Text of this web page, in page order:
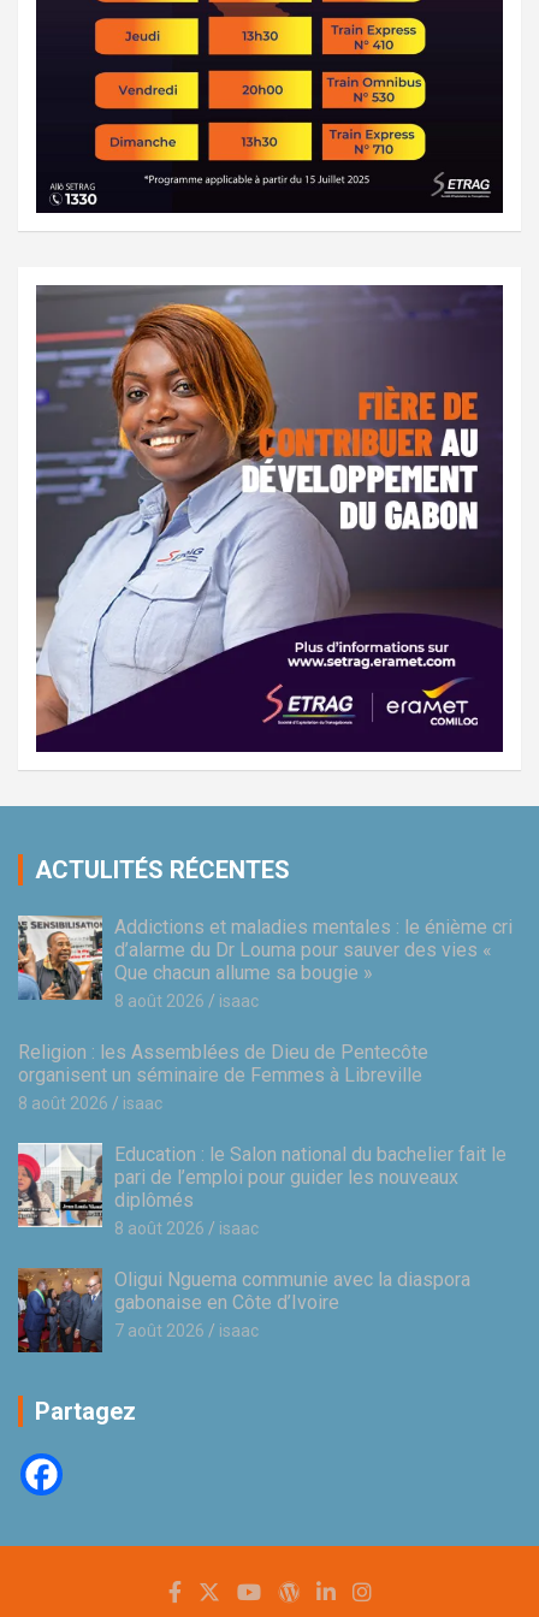
ACTULITÉS RÉCENTES
Addictions et maladies mentales : le énième cri
d’alarme du Dr Louma pour sauver des vies «
Que chacun allume sa bougie »
8 août 2026 isaac
Religion : les Assemblées de Dieu de Pentecôte
organisent un séminaire de Femmes à Libreville
8 août 2026 isaac
Education : le Salon national du bachelier fait le
pari de l’emploi pour guider les nouveaux
diplômés
8 août 2026 isaac
Oligui Nguema communie avec la diaspora
gabonaise en Côte d’Ivoire
7 août 2026 isaac
Partagez